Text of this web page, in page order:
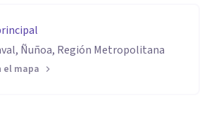
Ñuñoa, Región Metropolitana
el mapa